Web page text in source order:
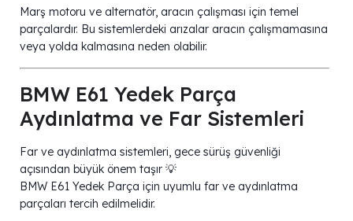
Marş motoru ve alternatör, aracın çalışması için temel
parçalardır. Bu sistemlerdeki arızalar aracın çalışmamasına
veya yolda kalmasına neden olabilir.
BMW E61 Yedek Parça
Aydınlatma ve Far Sistemleri
Far ve aydınlatma sistemleri, gece sürüş güvenliği
açısından büyük önem taşır 💡
BMW E61 Yedek Parça için uyumlu far ve aydınlatma
parçaları tercih edilmelidir.